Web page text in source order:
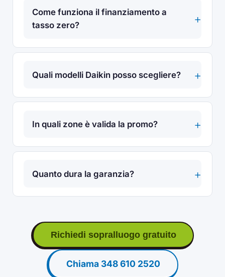
Come funziona il finanziamento a
tasso zero?
Quali modelli Daikin posso scegliere?
In quali zone è valida la promo?
Quanto dura la garanzia?
Richiedi sopralluogo gratuito
Chiama 348 610 2520